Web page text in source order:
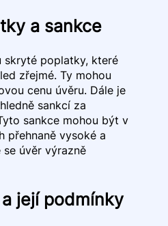
a sankce
skryté poplatky, které
zřejmé. Ty mohou
cenu úvěru. Dále je
sankcí za
sankce mohou být v
přehnaně vysoké a
úvěr výrazně
její podmínky